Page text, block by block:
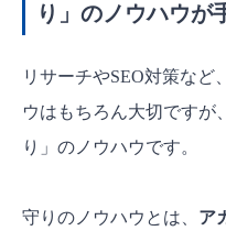
り」のノウハウが
リサーチやSEO対策など
ウはもちろん大切ですが
り」のノウハウです。
守りのノウハウとは、 ア